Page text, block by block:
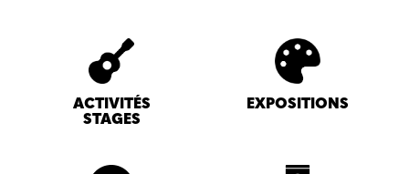
ACTIVITÉS
STAGES
EXPOSITIONS